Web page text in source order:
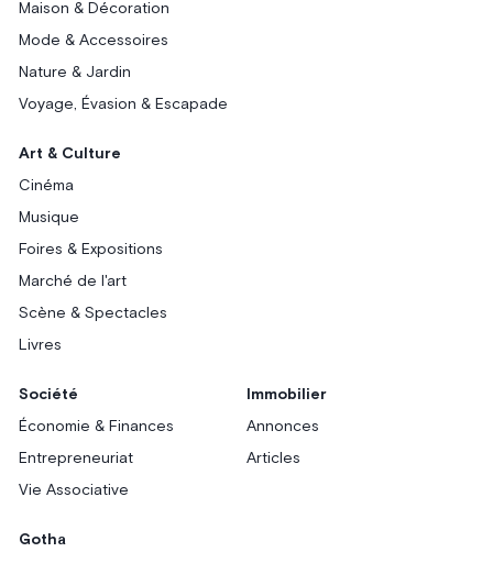
Maison & Décoration
Mode & Accessoires
Nature & Jardin
Voyage, Évasion & Escapade
Art & Culture
Cinéma
Musique
Foires & Expositions
Marché de l'art
Scène & Spectacles
Livres
Société
Économie & Finances
Entrepreneuriat
Vie Associative
Immobilier
Annonces
Articles
Gotha